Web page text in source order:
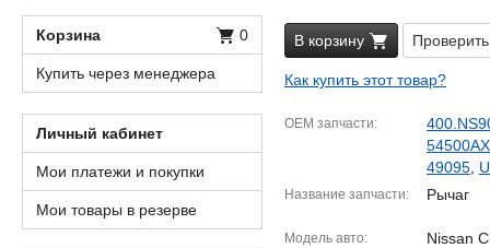
В корзину
Как купить этот товар?
OEM запчасти
49095
Название запчасти Рычаг
Модель авто Nissan
Корзина 0
Купить через менеджера
Личный кабинет
Мои платежи и покупки
Мои товары в резерве